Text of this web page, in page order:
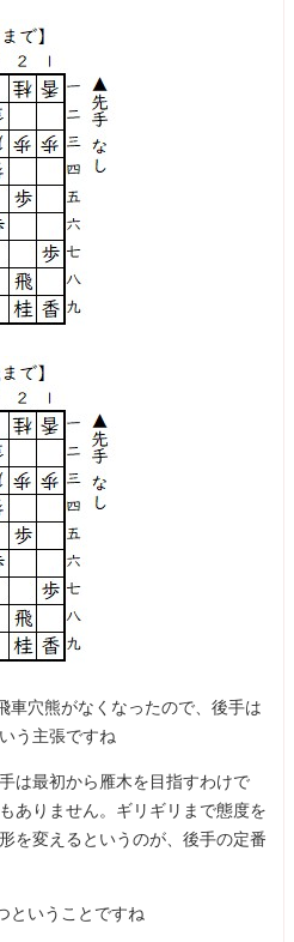
穴熊がなくなったので、後手は
う主張ですね
は最初から雁木を目指すわけで
ありません。ギリギリまで態度を
を変えるというのが、後手の定番
ということですね